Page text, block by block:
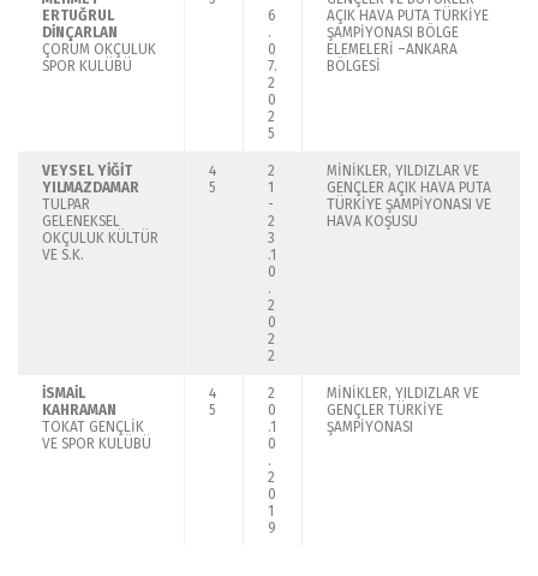
ERTUĞRUL
DİNÇARLAN
ÇORUM OKÇULUK
SPOR KULÜBÜ
6
.
0
7.
2
0
2
5
AÇIK HAVA PUTA TÜRKİYE
ŞAMPİYONASI BÖLGE
ELEMELERİ –ANKARA
BÖLGESİ
VEYSEL YİĞİT
YILMAZDAMAR
TULPAR
GELENEKSEL
OKÇULUK KÜLTÜR
VE S.K.
4
5
2
1
-
2
3
.1
0
.
2
0
2
2
MİNİKLER, YILDIZLAR VE
GENÇLER AÇIK HAVA PUTA
TÜRKİYE ŞAMPİYONASI VE
HAVA KOŞUSU
İSMAİL
KAHRAMAN
TOKAT GENÇLİK
VE SPOR KULÜBÜ
4
5
2
0
.1
0
.
2
0
1
9
MİNİKLER, YILDIZLAR VE
GENÇLER TÜRKİYE
ŞAMPİYONASI